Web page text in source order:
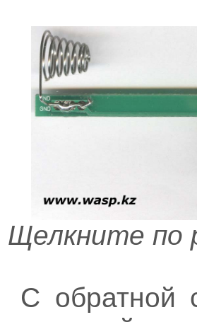
Щелкните по
С обратной